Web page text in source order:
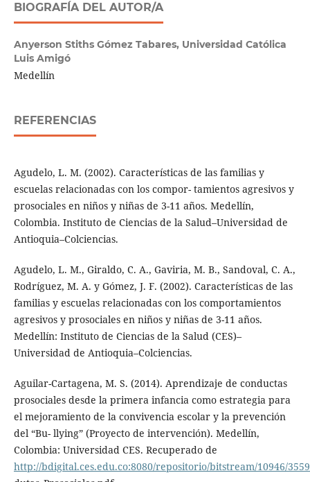
BIOGRAFÍA DEL AUTOR/A
Anyerson Stiths Gómez Tabares, Universidad Católica
Luis Amigó
Medellín
REFERENCIAS
Agudelo, L. M. (2002). Características de las familias y
escuelas relacionadas con los compor- tamientos agresivos y
prosociales en niños y niñas de 3-11 años. Medellín,
Colombia. Instituto de Ciencias de la Salud–Universidad de
Antioquia–Colciencias.
Agudelo, L. M., Giraldo, C. A., Gaviria, M. B., Sandoval, C. A.,
Rodríguez, M. A. y Gómez, J. F. (2002). Características de las
familias y escuelas relacionadas con los comportamientos
agresivos y prosociales en niños y niñas de 3-11 años.
Medellín: Instituto de Ciencias de la Salud (CES)–
Universidad de Antioquia–Colciencias.
Aguilar-Cartagena, M. S. (2014). Aprendizaje de conductas
prosociales desde la primera infancia como estrategia para
el mejoramiento de la convivencia escolar y la prevención
del “Bu- llying” (Proyecto de intervención). Medellín,
Colombia: Universidad CES. Recuperado de
http://bdigital.ces.edu.co:8080/repositorio/bitstream/10946/